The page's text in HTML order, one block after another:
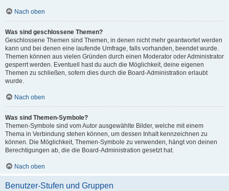
Nach oben
Was sind geschlossene Themen?
Geschlossene Themen sind Themen, in denen nicht mehr geantwortet werden
kann und bei denen eine laufende Umfrage, falls vorhanden, beendet wurde.
Themen können aus vielen Gründen durch einen Moderator oder Administrator
gesperrt werden. Eventuell hast du auch die Möglichkeit, deine eigenen
Themen zu schließen, sofern dies durch die Board-Administration erlaubt
wurde.
Nach oben
Was sind Themen-Symbole?
Themen-Symbole sind vom Autor ausgewählte Bilder, welche mit einem
Thema in Verbindung stehen können, um dessen Inhalt kennzeichnen zu
können. Die Möglichkeit, Themen-Symbole zu verwenden, hängt von deinen
Berechtigungen ab, die die Board-Administration gesetzt hat.
Nach oben
Benutzer-Stufen und Gruppen